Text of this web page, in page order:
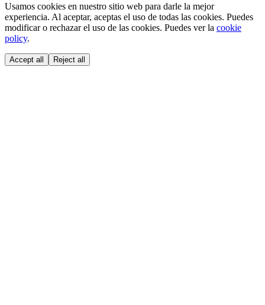
Usamos cookies en nuestro sitio web para darle la mejor
experiencia. Al aceptar, aceptas el uso de todas las cookies. Puedes
modificar o rechazar el uso de las cookies. Puedes ver la cookie
policy.
Accept all Reject all